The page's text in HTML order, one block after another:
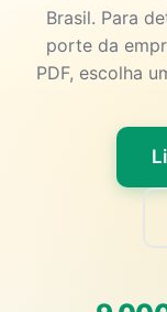
Brasil. Para
porte da
PDF, escolha